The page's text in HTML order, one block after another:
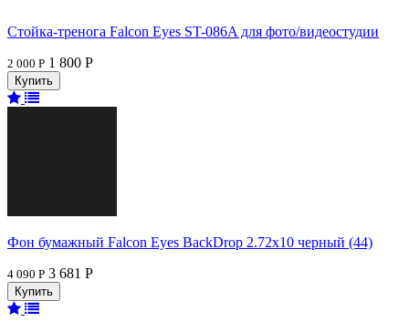
Стойка-тренога Falcon Eyes ST-086A для фото/видеостудии
2 000 Р 1 800 Р
Фон бумажный Falcon Eyes BackDrop 2.72x10 черный (44)
4 090 Р 3 681 Р